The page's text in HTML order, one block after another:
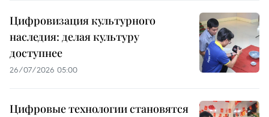
Цифровизация культурного
наследия: делая культуру
доступнее
26/07/2026 05:00
Цифровые технологии становятся